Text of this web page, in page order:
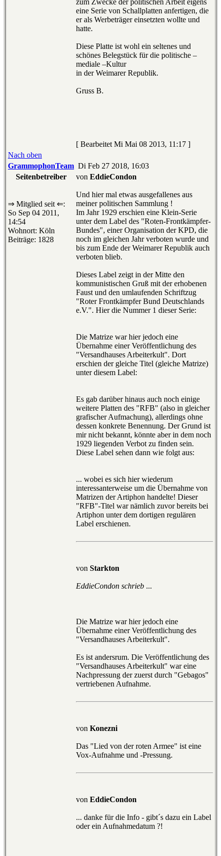
zum Zwecke der politischen Arbeit eigens
eine Serie von Schallplatten anfertigen, die
er als Werbeträger einsetzten wollte und
hatte.
Diese Platte ist wohl ein seltenes und
schönes Belegstück für die politische –
mediale –Kultur
in der Weimarer Republik.
Gruss B.
[ Bearbeitet Mi Mai 08 2013, 11:17 ]
Nach oben
GrammophonTeam Di Feb 27 2018, 16:03
Seitenbetreiber
⇒ Mitglied seit ⇐:
So Sep 04 2011,
14:54
Wohnort: Köln
Beiträge: 1828
von EddieCondon
Und hier mal etwas ausgefallenes aus
meiner politischen Sammlung !
Im Jahr 1929 erschien eine Klein-Serie
unter dem Label des "Roten-Frontkämpfer-
Bundes", einer Organisation der KPD, die
noch im gleichen Jahr verboten wurde und
bis zum Ende der Weimarer Republik auch
verboten blieb.
Dieses Label zeigt in der Mitte den
kommunistischen Gruß mit der erhobenen
Faust und den umlaufenden Schriftzug
"Roter Frontkämpfer Bund Deutschlands
e.V.". Hier die Nummer 1 dieser Serie:
Die Matrize war hier jedoch eine
Übernahme einer Veröffentlichung des
"Versandhauses Arbeiterkult". Dort
erschien der gleiche Titel (gleiche Matrize)
unter diesem Label:
Es gab darüber hinaus auch noch einige
weitere Platten des "RFB" (also in gleicher
grafischer Aufmachung), allerdings ohne
dessen konkrete Benennung. Der Grund ist
mir nicht bekannt, könnte aber in dem noch
1929 liegenden Verbot zu finden sein.
Diese Label sehen dann wie folgt aus:
... wobei es sich hier wiederum
interessanterweise um die Übernahme von
Matrizen der Artiphon handelte! Dieser
"RFB"-Titel war nämlich zuvor bereits bei
Artiphon unter dem dortigen regulären
Label erschienen.
von Starkton
EddieCondon schrieb ...
Die Matrize war hier jedoch eine
Übernahme einer Veröffentlichung des
"Versandhauses Arbeiterkult".
Es ist andersrum. Die Veröffentlichung des
"Versandhauses Arbeiterkult" war eine
Nachpressung der zuerst durch "Gebagos"
vertriebenen Aufnahme.
von Konezni
Das "Lied von der roten Armee" ist eine
Vox-Aufnahme und -Pressung.
von EddieCondon
... danke für die Info - gibt´s dazu ein Label
oder ein Aufnahmedatum ?!